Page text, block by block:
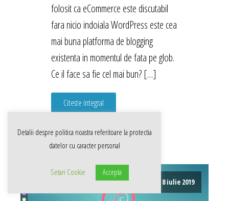
folosit ca eCommerce este discutabil
fara nicio indoiala WordPress este cea
mai buna platforma de blogging
existenta in momentul de fata pe glob.
Ce il face sa fie cel mai bun? […]
Citeste integral
8 iulie 2019
Detalii despre politica noastra referitoare la protectia
datelor cu caracter personal
Setari Cookie Accepta